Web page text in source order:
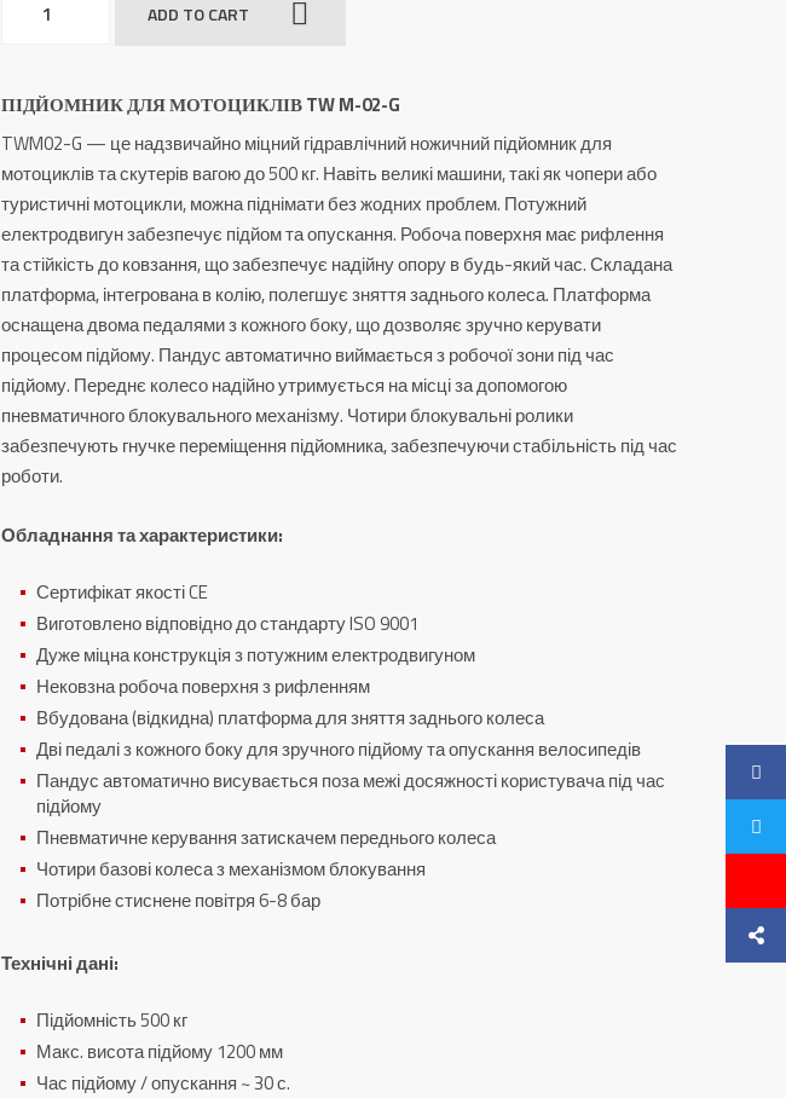
M-
02-
G
quantity
ADD TO CART
ПІДЙОМНИК ДЛЯ МОТОЦИКЛІВ TW M-02-G
TWM02-G — це надзвичайно міцний гідравлічний ножичний підйомник для
мотоциклів та скутерів вагою до 500 кг. Навіть великі машини, такі як чопери або
туристичні мотоцикли, можна піднімати без жодних проблем. Потужний
електродвигун забезпечує підйом та опускання. Робоча поверхня має рифлення
та стійкість до ковзання, що забезпечує надійну опору в будь-який час. Складана
платформа, інтегрована в колію, полегшує зняття заднього колеса. Платформа
оснащена двома педалями з кожного боку, що дозволяє зручно керувати
процесом підйому. Пандус автоматично виймається з робочої зони під час
підйому. Переднє колесо надійно утримується на місці за допомогою
пневматичного блокувального механізму. Чотири блокувальні ролики
забезпечують гнучке переміщення підйомника, забезпечуючи стабільність під час
роботи.
Обладнання та характеристики:
Сертифікат якості CE
Виготовлено відповідно до стандарту ISO 9001
Дуже міцна конструкція з потужним електродвигуном
Нековзна робоча поверхня з рифленням
Вбудована (відкидна) платформа для зняття заднього колеса
Дві педалі з кожного боку для зручного підйому та опускання велосипедів
Пандус автоматично висувається поза межі досяжності користувача під час
підйому
Пневматичне керування затискачем переднього колеса
Чотири базові колеса з механізмом блокування
Потрібне стиснене повітря 6-8 бар
Технічні дані:
Підйомність 500 кг
Макс. висота підйому 1200 мм
Час підйому / опускання ~ 30 с.